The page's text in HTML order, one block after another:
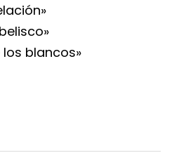
los blancos»